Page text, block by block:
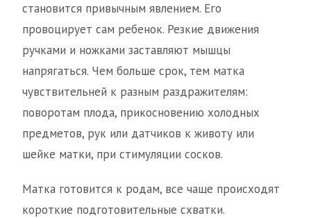
становится привычным явлением. Его
провоцирует сам ребенок. Резкие движения
ручками и ножками заставляют мышцы
напрягаться. Чем больше срок, тем матка
чувствительней к разным раздражителям:
поворотам плода, прикосновению холодных
предметов, рук или датчиков к животу или
шейке матки, при стимуляции сосков.
Матка готовится к родам, все чаще происходят
короткие подготовительные схватки.